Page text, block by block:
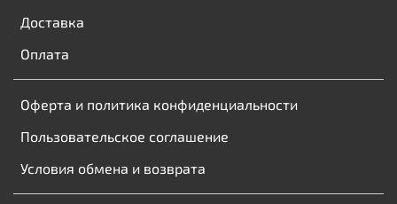
Доставка
Оплата
Оферта и политика конфиденциальности
Пользовательское соглашение
Условия обмена и возврата